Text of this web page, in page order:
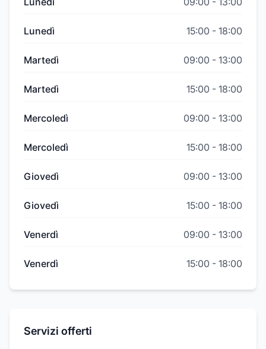
Lunedì 15:00 - 18:00
Martedì 09:00 - 13:00
Martedì 15:00 - 18:00
Mercoledì 09:00 - 13:00
Mercoledì 15:00 - 18:00
Giovedì 09:00 - 13:00
Giovedì 15:00 - 18:00
Venerdì 09:00 - 13:00
Venerdì 15:00 - 18:00
Servizi offerti